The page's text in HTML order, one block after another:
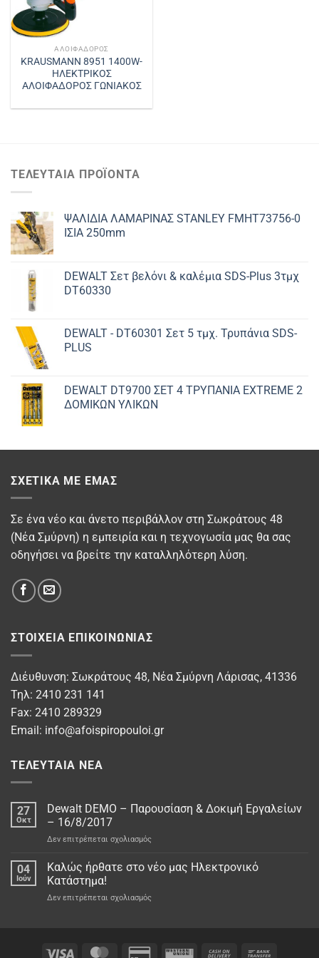
ΑΛΟΙΦΑΔΌΡΟΣ
KRAUSMANN 8951 1400W-
ΗΛΕΚΤΡΙΚΟΣ
ΑΛΟΙΦΑΔΟΡΟΣ ΓΩΝΙΑΚΟΣ
ΤΕΛΕΥΤΑΊΑ ΠΡΟΪΌΝΤΑ
ΨΑΛΙΔΙΑ ΛΑΜΑΡΙΝΑΣ STANLEY FMHT73756-0
ΙΣΙΑ 250mm
DEWALT Σετ βελόνι & καλέμια SDS-Plus 3τμχ
DT60330
DEWALT - DT60301 Σετ 5 τμχ. Τρυπάνια SDS-
PLUS
DEWALT DT9700 ΣET 4 ΤΡΥΠΑΝΙΑ EXTREME 2
ΔΟΜΙΚΩΝ ΥΛΙΚΩΝ
ΣΧΕΤΙΚΆ ΜΕ ΕΜΆΣ
Σε ένα νέο και άνετο περιβάλλον στη Σωκράτους 48
(Νέα Σμύρνη) η εμπειρία και η τεχνογωσία μας θα σας
οδηγήσει να βρείτε την καταλληλότερη λύση.
ΣΤΟΙΧΕΊΑ ΕΠΙΚΟΙΝΩΝΊΑΣ
Διέυθυνση: Σωκράτους 48, Νέα Σμύρνη Λάρισας, 41336
Τηλ: 2410 231 141
Fax: 2410 289329
Email: info@afoispiropouloi.gr
ΤΕΛΕΥΤΑΊΑ ΝΈΑ
27
Οκτ
Dewalt DEMO – Παρουσίαση & Δοκιμή Εργαλείων
– 16/8/2017
Δεν επιτρέπεται σχολιασμόςστο
DEMO
&
16/8/2017
04
Ιούν
Καλώς ήρθατε στο νέo μας Ηλεκτρονικό
Κατάστημα!
Δεν επιτρέπεται σχολιασμόςστο